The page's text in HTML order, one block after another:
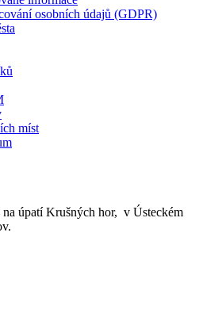
osobních údajů (GDPR)
míst
na úpatí Krušných hor, v Ústeckém